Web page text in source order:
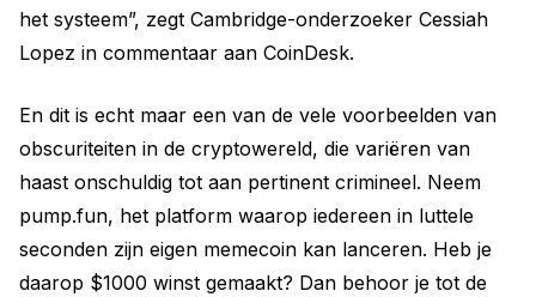
het systeem”, zegt Cambridge-onderzoeker Cessiah
Lopez in commentaar aan CoinDesk.
En dit is echt maar een van de vele voorbeelden van
obscuriteiten in de cryptowereld, die variëren van
haast onschuldig tot aan pertinent crimineel. Neem
pump.fun, het platform waarop iedereen in luttele
seconden zijn eigen memecoin kan lanceren. Heb je
daarop $1000 winst gemaakt? Dan behoor je tot de